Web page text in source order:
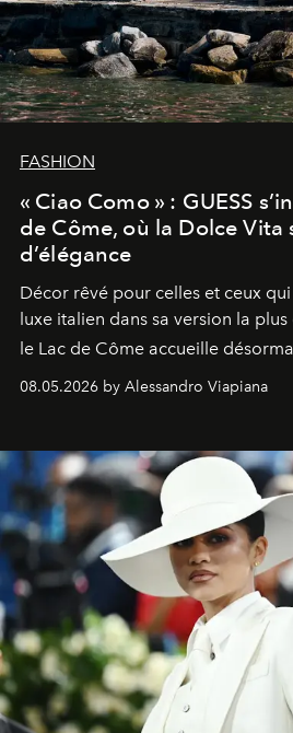
FASHION
« Ciao Como » : GUESS
de Côme, où la Dolce Vita
d’élégance
Décor rêvé pour celles et ceux
luxe italien dans sa version la
le Lac de Côme accueille
signe un takeover entre
fragrances. L’une des opérations
08.05.2026 by Alessandro Viapiana